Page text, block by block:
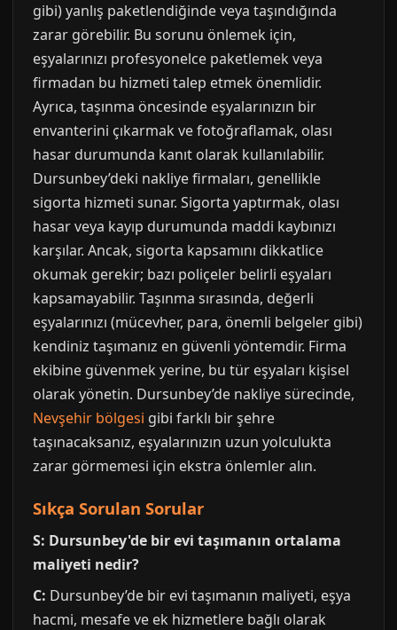
gibi) yanlış paketlendiğinde veya taşındığında
zarar görebilir. Bu sorunu önlemek için,
eşyalarınızı profesyonelce paketlemek veya
firmadan bu hizmeti talep etmek önemlidir.
Ayrıca, taşınma öncesinde eşyalarınızın bir
envanterini çıkarmak ve fotoğraflamak, olası
hasar durumunda kanıt olarak kullanılabilir.
Dursunbey’deki nakliye firmaları, genellikle
sigorta hizmeti sunar. Sigorta yaptırmak, olası
hasar veya kayıp durumunda maddi kaybınızı
karşılar. Ancak, sigorta kapsamını dikkatlice
okumak gerekir; bazı poliçeler belirli eşyaları
kapsamayabilir. Taşınma sırasında, değerli
eşyalarınızı (mücevher, para, önemli belgeler gibi)
kendiniz taşımanız en güvenli yöntemdir. Firma
ekibine güvenmek yerine, bu tür eşyaları kişisel
olarak yönetin. Dursunbey’de nakliye sürecinde,
Nevşehir bölgesi gibi farklı bir şehre
taşınacaksanız, eşyalarınızın uzun yolculukta
zarar görmemesi için ekstra önlemler alın.
Sıkça Sorulan Sorular
S: Dursunbey'de bir evi taşımanın ortalama
maliyeti nedir?
C: Dursunbey’de bir evi taşımanın maliyeti, eşya
hacmi, mesafe ve ek hizmetlere bağlı olarak